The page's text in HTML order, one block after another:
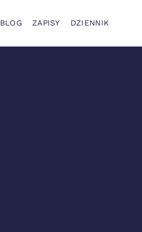
BLOG ZAPISY DZIENNIK